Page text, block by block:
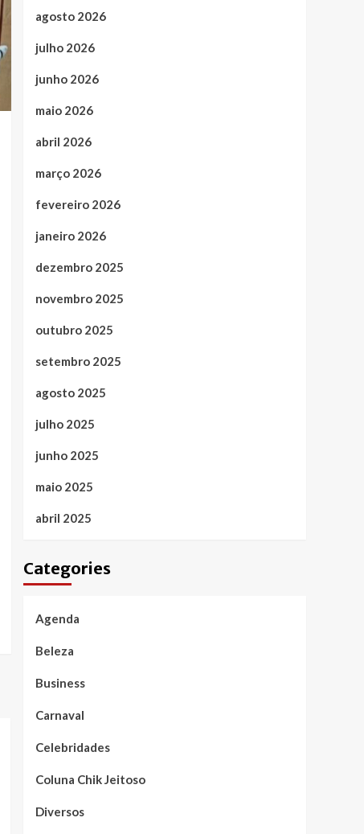
agosto 2026
julho 2026
junho 2026
maio 2026
abril 2026
março 2026
fevereiro 2026
janeiro 2026
dezembro 2025
novembro 2025
outubro 2025
setembro 2025
agosto 2025
julho 2025
junho 2025
maio 2025
abril 2025
Categories
Agenda
Beleza
Business
Carnaval
Celebridades
Coluna Chik Jeitoso
Diversos